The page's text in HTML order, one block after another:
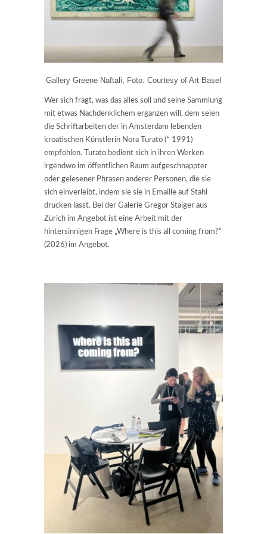
Gallery Greene Naftali, Foto: Courtesy of Art Basel
Wer sich fragt, was das alles soll und seine Sammlung
mit etwas Nachdenklichem ergänzen will, dem seien
die Schriftarbeiten der in Amsterdam lebenden
kroatischen Künstlerin Nora Turato (* 1991)
empfohlen. Turato bedient sich in ihren Werken
irgendwo im öffentlichen Raum aufgeschnappter
oder gelesener Phrasen anderer Personen, die sie
sich einverleibt, indem sie sie in Emaille auf Stahl
drucken lässt. Bei der Galerie Gregor Staiger aus
Zürich im Angebot ist eine Arbeit mit der
hintersinnigen Frage „Where is this all coming from?“
(2026) im Angebot.